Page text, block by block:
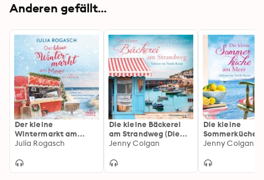
Anderen gefällt...
Der kleine
Wintermarkt am
Meer: Ein Sylt-Roman
Julia Rogasch
Die kleine Bäckerei
am Strandweg (Die
kleine Bäckerei am
Jenny Colgan
Die kleine
Sommerküche
Meer (Floras
Jenny Colgan